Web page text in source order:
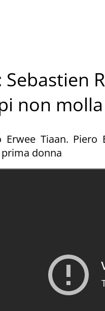
Sebastien
non molla
Tiaan. Piero
donna